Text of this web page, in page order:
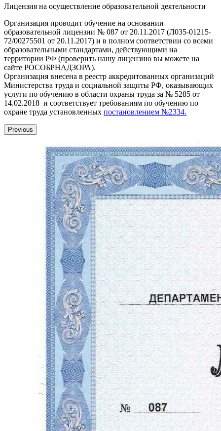
Лицензия на осуществление образовательной деятельности
Организация проводит обучение на основании
образовательной лицензии № 087 от 20.11.2017 (Л035-01215-
72/00275501 от 20.11.2017) и в полном соответствии со всеми
образовательными стандартами, действующими на
территории РФ (проверить нашу лицензию вы можете на
сайте РОСОБРНАДЗОРА).
Организация внесена в реестр аккредитованных организаций
Министерства труда и социальной защиты РФ, оказывающих
услуги по обучению в области охраны труда за № 5285 от
14.02.2018 и соответствует требованиям по обучению по
охране труда установленных постановлением №2334.
Previous